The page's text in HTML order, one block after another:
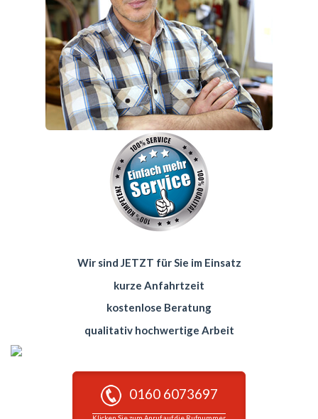
Wir sind JETZT für Sie im Einsatz
kurze Anfahrtzeit
kostenlose Beratung
qualitativ hochwertige Arbeit
0160 6073697